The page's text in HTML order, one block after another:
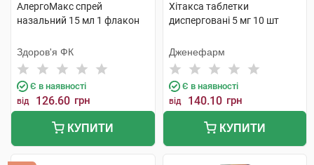
АлергоМакс спрей
назальний 15 мл 1 флакон
Здоров'я ФК
Є в наявності
від 126.60 грн
КУПИТИ
Хітакса таблетки
дисперговані 5 мг 10 шт
Дженефарм
Є в наявності
від 140.10 грн
КУПИТИ